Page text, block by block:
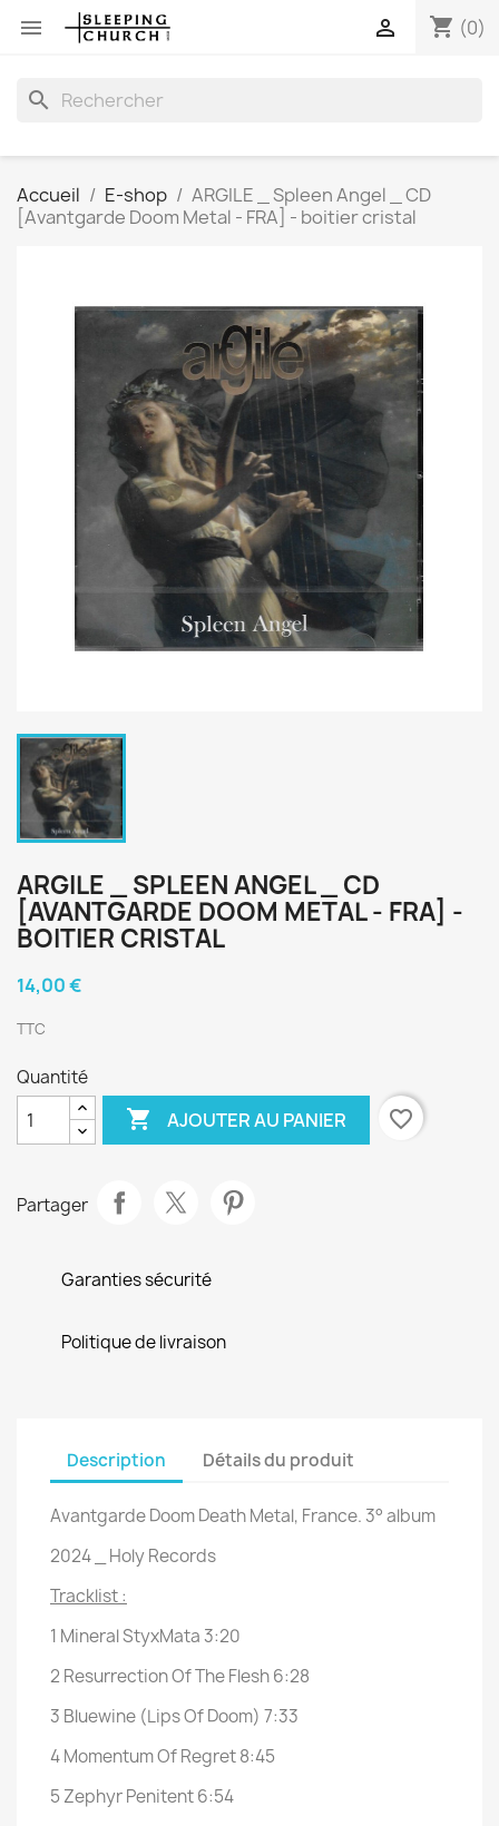
 shopping_cart (0)

search
Accueil E-shop
ARGILE _ Spleen Angel _ CD
[Avantgarde Doom Metal - FRA] - boitier cristal
ARGILE _ SPLEEN ANGEL _ CD
[AVANTGARDE DOOM METAL - FRA] -
BOITIER CRISTAL
14,00 €
TTC
Quantité
 AJOUTER AU PANIER favorite_border
Partager
Garanties sécurité
Politique de livraison
Description Détails du produit
Avantgarde Doom Death Metal, France. 3° album
2024 _ Holy Records
Tracklist :
1 Mineral StyxMata3:20
2 Resurrection Of The Flesh6:28
3 Bluewine (Lips Of Doom) 7:33
4Momentum Of Regret8:45
5 Zephyr Penitent6:54